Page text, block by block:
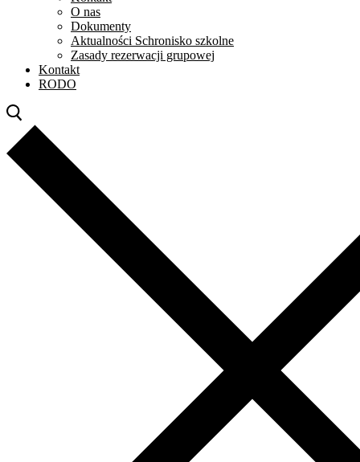
O nas
Dokumenty
Aktualności Schronisko szkolne
Zasady rezerwacji grupowej
Kontakt
RODO